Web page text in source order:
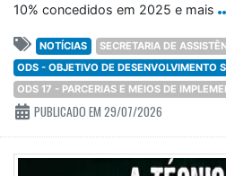
10% concedidos em 2025 e mais
NOTÍCIAS
SECRETARIA DE
ODS - OBJETIVO DE DESENVOLVIMENTO
ODS 17 - PARCERIAS E MEIOS DE
PUBLICADO EM 29/07/2026